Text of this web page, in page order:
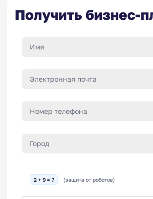
Получить бизнес-
2 + 9 = ? (защита от роботов)